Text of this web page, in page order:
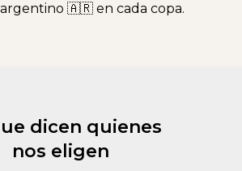
🇦🇷 en cada copa.
dicen quienes
nos eligen